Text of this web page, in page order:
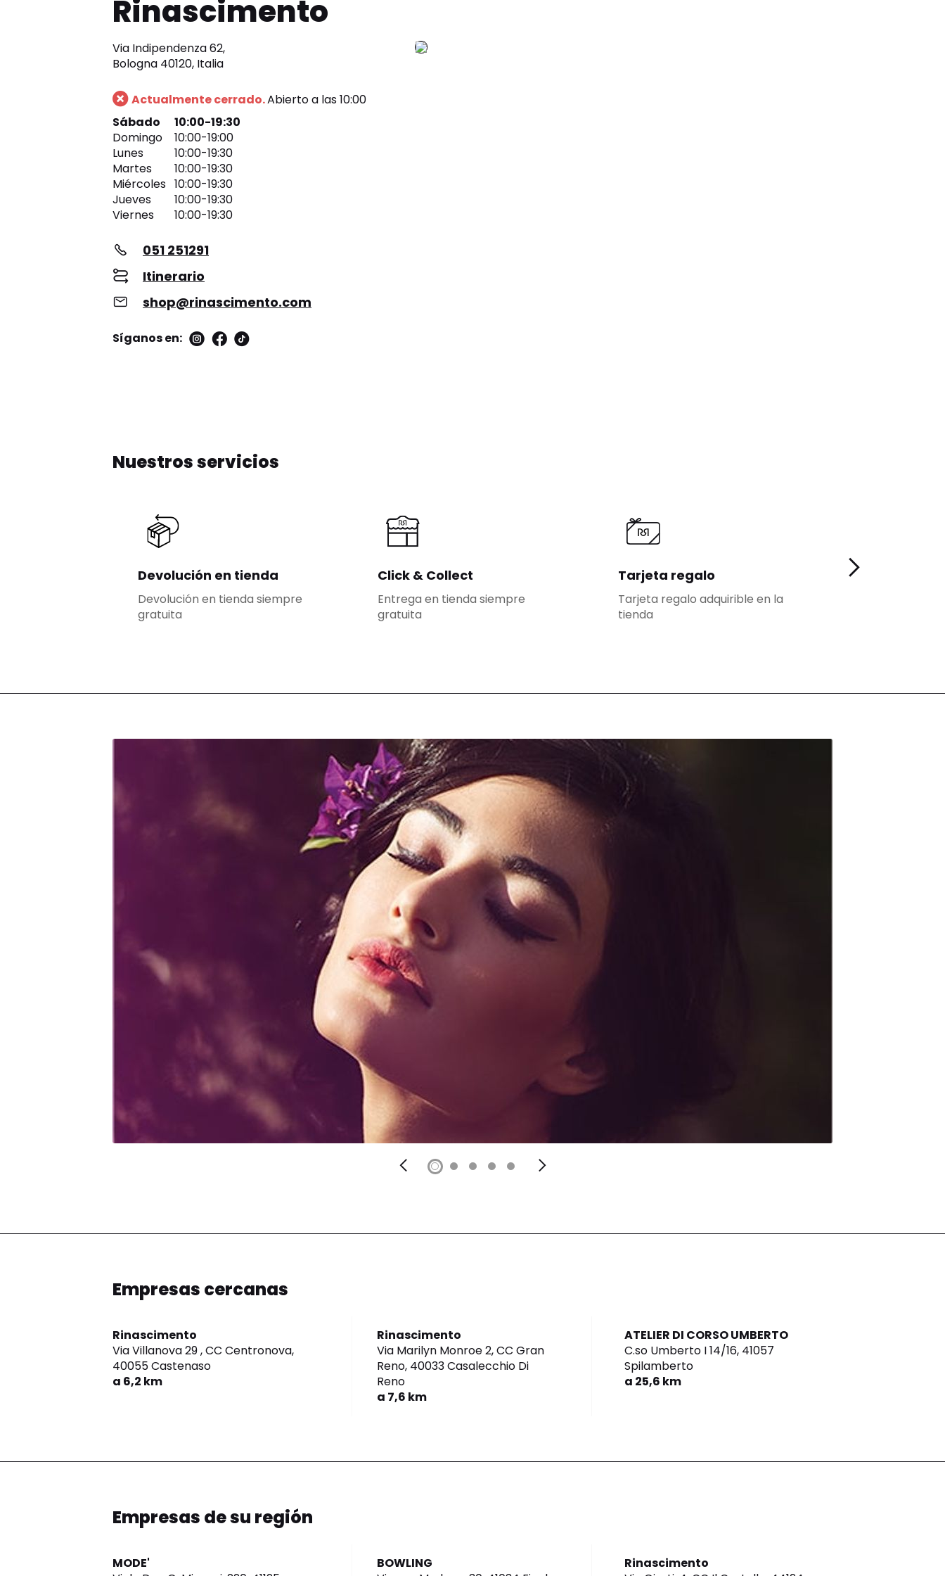
Rinascimento
Via Indipendenza 62,
Bologna 40120, Italia
Actualmente cerrado.Abierto a las 10:00
Sábado
10:00-19:30
Domingo
10:00-19:00
Lunes
10:00-19:30
Martes
10:00-19:30
Miércoles 10:00-19:30
Jueves
10:00-19:30
Viernes
10:00-19:30
051 251291
Itinerario
shop@rinascimento.com
Síganos en:
Nuestros servicios
Devolución en tienda
Devolución en tienda siempre
gratuita
Click & Collect
Entrega en tienda siempre
gratuita
Tarjeta regalo
Tarjeta regalo adquirible en la
tienda
Fidelidad
Empresas cercanas
Rinascimento
Via Villanova 29 , CC Centronova,
40055 Castenaso
a 6,2 km
Rinascimento
Via Marilyn Monroe 2, CC Gran
Reno, 40033 Casalecchio Di
Reno
a 7,6 km
ATELIER DI CORSO UMBERTO
C.so Umberto I 14/16, 41057
Spilamberto
a 25,6 km
Empresas de su región
MODE'
BOWLING
Rinascimento